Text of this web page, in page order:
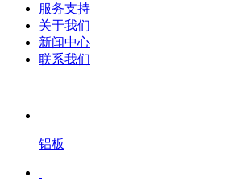
服务支持
关于我们
新闻中心
联系我们
铝板